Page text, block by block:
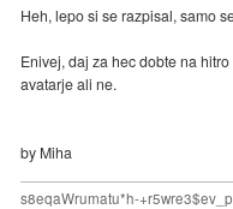
Heh, lepo si se razpisal, samo
Enivej, daj za hec dobte na
avatarje ali ne.
by Miha
s8eqaWrumatu*h-